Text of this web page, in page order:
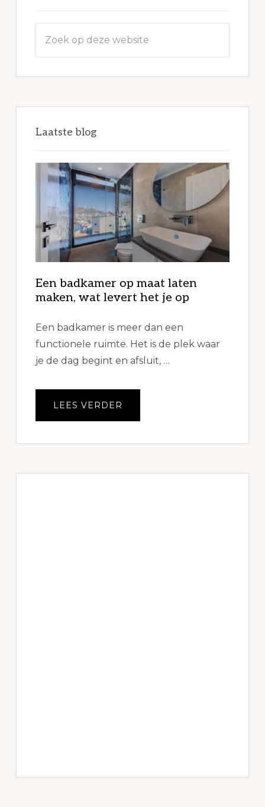
op
website
Laatste blog
Een badkamer op maat laten
maken, wat levert het je op
Een badkamer is meer dan een
functionele ruimte. Het is de plek waar
je de dag begint en afsluit, …
LEES VERDER
OP
MAKEN,
HET